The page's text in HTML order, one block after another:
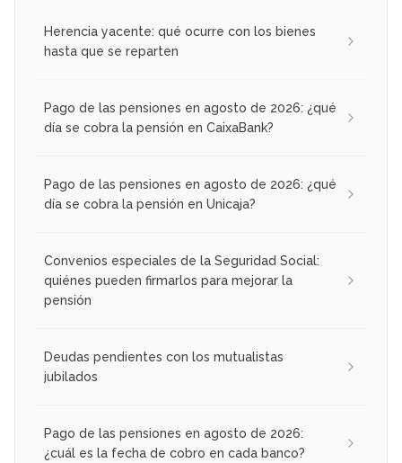
Herencia yacente: qué ocurre con los bienes
hasta que se reparten
Pago de las pensiones en agosto de 2026: ¿qué
día se cobra la pensión en CaixaBank?
Pago de las pensiones en agosto de 2026: ¿qué
día se cobra la pensión en Unicaja?
Convenios especiales de la Seguridad Social:
quiénes pueden firmarlos para mejorar la
pensión
Deudas pendientes con los mutualistas
jubilados
Pago de las pensiones en agosto de 2026:
¿cuál es la fecha de cobro en cada banco?